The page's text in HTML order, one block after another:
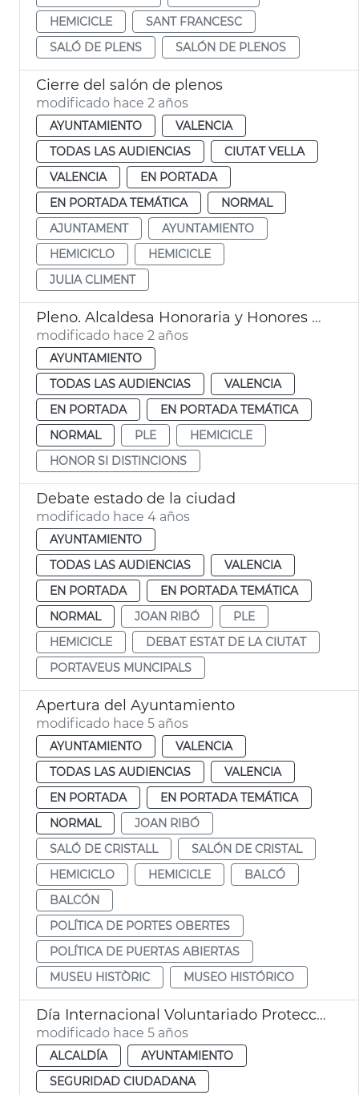
HEMICICLE
SANT FRANCESC
SALÓ DE PLENS
SALÓN DE PLENOS
Cierre del salón de plenos
modificado hace 2 años
AYUNTAMIENTO
VALENCIA
TODAS LAS AUDIENCIAS
CIUTAT VELLA
VALENCIA
EN PORTADA
EN PORTADA TEMÁTICA
NORMAL
AJUNTAMENT
AYUNTAMIENTO
HEMICICLO
HEMICICLE
JULIA CLIMENT
Pleno. Alcaldesa Honoraria y Honores y Distinciones del Ayuntamiento
modificado hace 2 años
AYUNTAMIENTO
TODAS LAS AUDIENCIAS
VALENCIA
EN PORTADA
EN PORTADA TEMÁTICA
NORMAL
PLE
HEMICICLE
HONOR SI DISTINCIONS
Debate estado de la ciudad
modificado hace 4 años
AYUNTAMIENTO
TODAS LAS AUDIENCIAS
VALENCIA
EN PORTADA
EN PORTADA TEMÁTICA
NORMAL
JOAN RIBÓ
PLE
HEMICICLE
DEBAT ESTAT DE LA CIUTAT
PORTAVEUS MUNCIPALS
Apertura del Ayuntamiento
modificado hace 5 años
AYUNTAMIENTO
VALENCIA
TODAS LAS AUDIENCIAS
VALENCIA
EN PORTADA
EN PORTADA TEMÁTICA
NORMAL
JOAN RIBÓ
SALÓ DE CRISTALL
SALÓN DE CRISTAL
HEMICICLO
HEMICICLE
BALCÓ
BALCÓN
POLÍTICA DE PORTES OBERTES
POLÍTICA DE PUERTAS ABIERTAS
MUSEU HISTÒRIC
MUSEO HISTÓRICO
Día Internacional Voluntariado Protección Civil
modificado hace 5 años
ALCALDÍA
AYUNTAMIENTO
SEGURIDAD CIUDADANA